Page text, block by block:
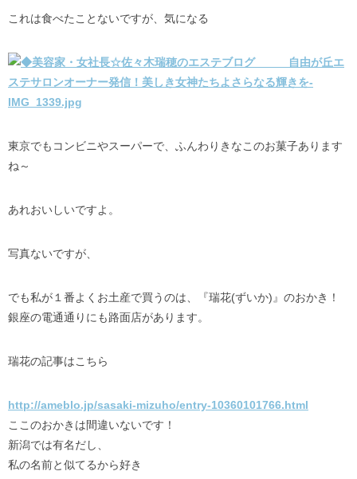
これは食べたことないですが、気になる
東京でもコンビニやスーパーで、ふんわりきなこのお菓子あります
ね～
あれおいしいですよ。
写真ないですが、
でも私が１番よくお土産で買うのは、『瑞花(ずいか)』のおかき！
銀座の電通通りにも路面店があります。
瑞花の記事はこちら
http://ameblo.jp/sasaki-mizuho/entry-10360101766.html
ここのおかきは間違いないです！
新潟では有名だし、
私の名前と似てるから好き